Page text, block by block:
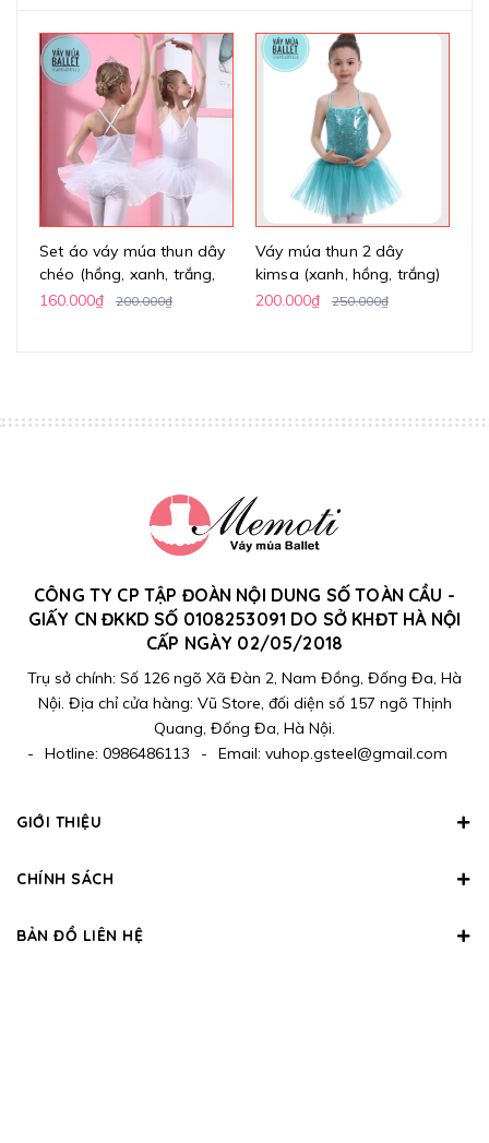
Set áo váy múa thun dây
chéo (hồng, xanh, trắng,
vàng)
160.000₫ 200.000₫
Váy múa thun 2 dây
kimsa (xanh, hồng, trắng)
200.000₫
250.000₫
CÔNG TY CP TẬP ĐOÀN NỘI DUNG SỐ TOÀN CẦU -
GIẤY CN ĐKKD SỐ 0108253091 DO SỞ KHĐT HÀ NỘI
CẤP NGÀY 02/05/2018
Trụ sở chính: Số 126 ngõ Xã Đàn 2, Nam Đồng, Đống Đa, Hà
Nội. Địa chỉ cửa hàng: Vũ Store, đối diện số 157 ngõ Thịnh
Quang, Đống Đa, Hà Nội.
-
Hotline: 0986486113 - Email: vuhop.gsteel@gmail.com
GIỚI THIỆU
CHÍNH SÁCH
BẢN ĐỒ LIÊN HỆ